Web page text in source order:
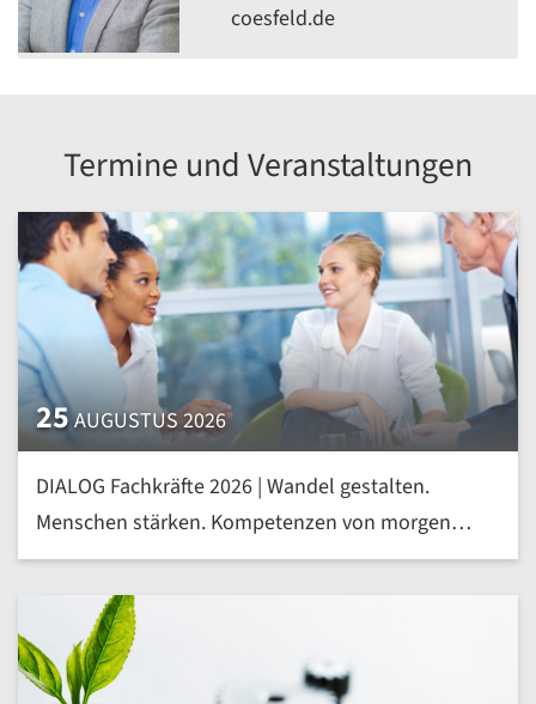
coesfeld.de
Termine und Veranstaltungen
25AUGUSTUS 2026
DIALOG Fachkräfte 2026 | Wandel gestalten.
Menschen stärken. Kompetenzen von morgen
heute entwickeln | mehr »